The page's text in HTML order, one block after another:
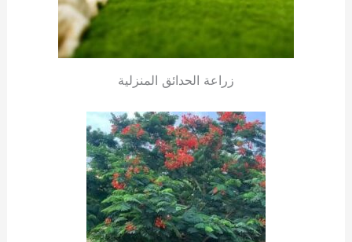
زراعة الحدائق المنزلية